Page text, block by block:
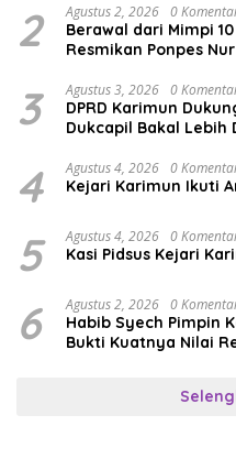
2 Agustus 2, 2026 0
Berawal dari Mimpi
Resmikan Ponpes
3 Agustus 3, 2026 0
DPRD Karimun
Dukcapil Bakal Lebih
4 Agustus 4, 2026 0
Kejari Karimun Ikuti
5 Agustus 4, 2026 0
Kasi Pidsus Kejari
6 Agustus 2, 2026 0
Habib Syech Pimpin
Bukti Kuatnya Nilai